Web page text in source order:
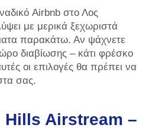
Airbnb στο Λος
με μερικά ξεχωριστά
παρακάτω. Αν ψάχνετε
διαβίωσης – κάτι φρέσκο
οι επιλογές θα πρέπει να
σας.
Hills Airstream –